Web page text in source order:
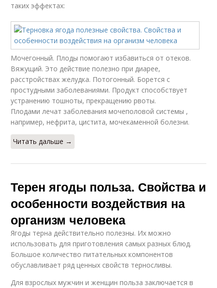
таких эффектах:
Мочегонный. Плоды помогают избавиться от отеков.
Вяжущий. Это действие полезно при диарее,
расстройствах желудка. Потогонный. Борется с
простудными заболеваниями. Продукт способствует
устранению тошноты, прекращению рвоты.
Плодами лечат заболевания мочеполовой системы ,
например, нефрита, цистита, мочекаменной болезни.
Читать дальше →
Терен ягоды польза. Свойства и
особенности воздействия на
организм человека
Ягоды терна действительно полезны. Их можно
использовать для приготовления самых разных блюд.
Большое количество питательных компонентов
обуславливает ряд ценных свойств терносливы.
Для взрослых мужчин и женщин польза заключается в